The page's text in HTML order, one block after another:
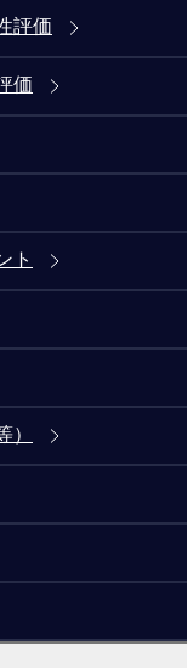
評価
価
ト
）